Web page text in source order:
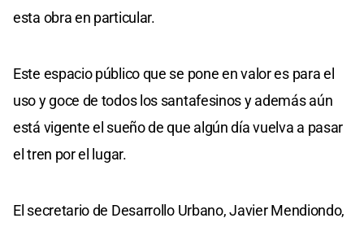
esta obra en particular.
Este espacio público que se pone en valor es para el
uso y goce de todos los santafesinos y además aún
está vigente el sueño de que algún día vuelva a pasar
el tren por el lugar.
El secretario de Desarrollo Urbano, Javier Mendiondo,